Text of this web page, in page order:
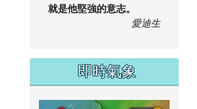
就是他堅強的意志。
愛迪生
即時氣象